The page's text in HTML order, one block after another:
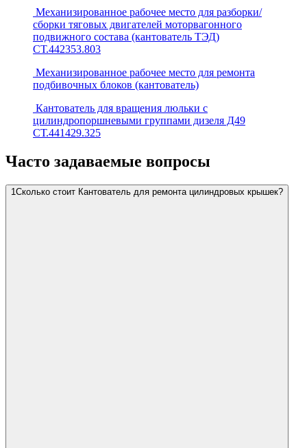
Механизированное рабочее место для разборки/
сборки тяговых двигателей моторвагонного
подвижного состава (кантователь ТЭД)
СТ.442353.803
Механизированное рабочее место для ремонта
подбивочных блоков (кантователь)
Кантователь для вращения люльки с
цилиндропоршневыми группами дизеля Д49
СТ.441429.325
Часто задаваемые вопросы
1Сколько стоит Кантователь для ремонта цилиндровых крышек?